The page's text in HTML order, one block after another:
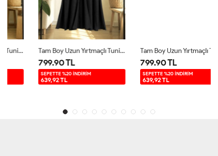
Tam Boy Uzun Yırtmaçlı Tunik Siyah YR9580
799.90 TL
SEPETTE %20 İNDİRİM
639,92 TL
Tam Boy Uzun Yırtmaçlı Tunik Kahverengi YR9580
799.90 TL
SEPETTE %20 İNDİRİM
639,92 TL